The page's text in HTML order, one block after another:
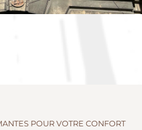
POUR VOTRE CONFORT